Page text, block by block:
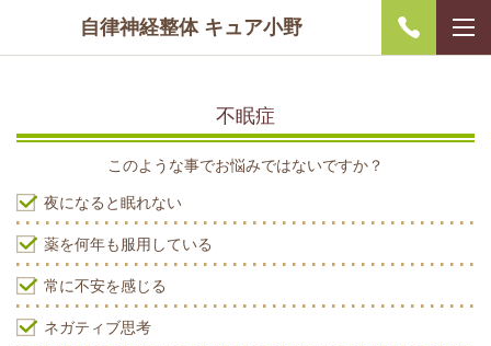
自律神経整体 キュア小野
不眠症
このような事でお悩みではないですか？
夜になると眠れない
薬を何年も服用している
常に不安を感じる
ネガティブ思考